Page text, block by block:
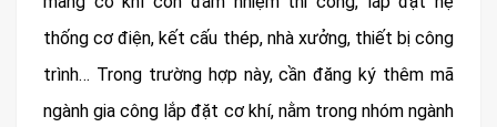
thống cơ điện, kết cấu thép, nhà xưởng, thiết bị công
trình… Trong trường hợp này, cần đăng ký thêm mã
ngành gia công lắp đặt cơ khí, nằm trong nhóm ngành